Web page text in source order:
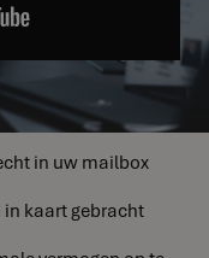
in uw mailbox
kaart gebracht